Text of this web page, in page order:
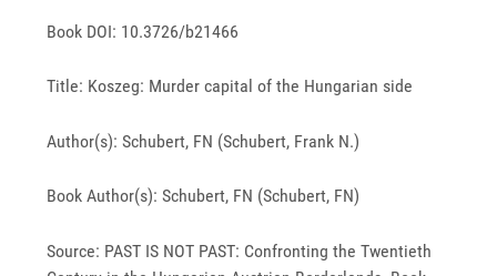
Book DOI: 10.3726/b21466
Title: Koszeg: Murder capital of the Hungarian side
Author(s): Schubert, FN (Schubert, Frank N.)
Book Author(s): Schubert, FN (Schubert, FN)
Source: PAST IS NOT PAST: Confronting the Twentieth